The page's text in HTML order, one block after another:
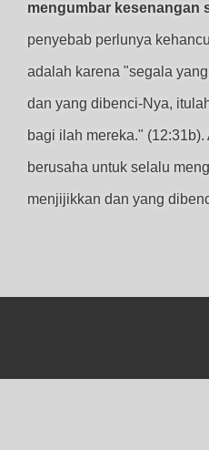
mengumbar kesenangan
penyebab perlunya
adalah karena "segala
dan yang dibenci-Nya,
bagi ilah mereka."
berusaha untuk selalu
menjijikkan dan yang